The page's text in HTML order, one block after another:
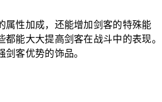
性加成，还能增加剑客的特殊能
能大大提高剑客在战斗中的表现。
客优势的饰品。